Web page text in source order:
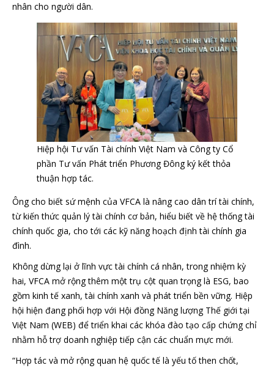
nhân cho người dân.
Hiệp hội Tư vấn Tài chính Việt Nam và Công ty Cổ
phần Tư vấn Phát triển Phương Đông ký kết thỏa
thuận hợp tác.
Ông cho biết sứ mệnh của VFCA là nâng cao dân trí tài chính,
từ kiến thức quản lý tài chính cơ bản, hiểu biết về hệ thống tài
chính quốc gia, cho tới các kỹ năng hoạch định tài chính gia
đình.
Không dừng lại ở lĩnh vực tài chính cá nhân, trong nhiệm kỳ
hai, VFCA mở rộng thêm một trụ cột quan trọng là ESG, bao
gồm kinh tế xanh, tài chính xanh và phát triển bền vững. Hiệp
hội hiện đang phối hợp với Hội đồng Năng lượng Thế giới tại
Việt Nam (WEB) để triển khai các khóa đào tạo cấp chứng chỉ
nhằm hỗ trợ doanh nghiệp tiếp cận các chuẩn mực mới.
“Hợp tác và mở rộng quan hệ quốc tế là yếu tố then chốt,